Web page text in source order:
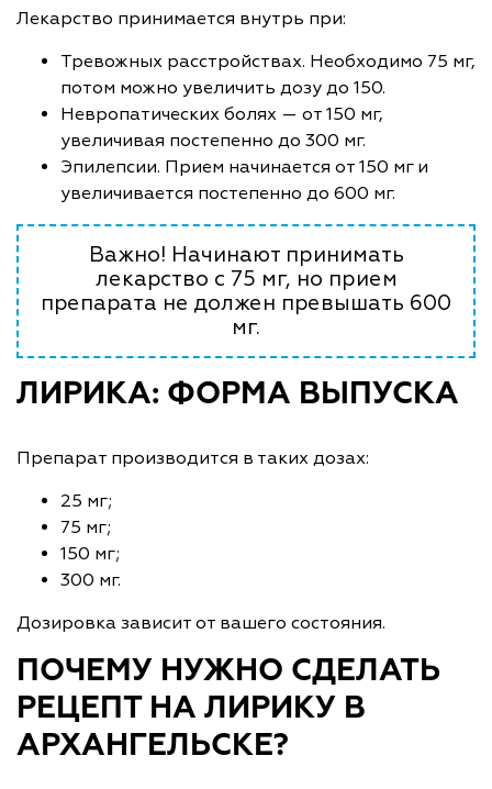
Лекарство принимается внутрь при:
Тревожных расстройствах. Необходимо 75 мг,
потом можно увеличить дозу до 150.
Невропатических болях — от 150 мг,
увеличивая постепенно до 300 мг.
Эпилепсии. Прием начинается от 150 мг и
увеличивается постепенно до 600 мг.
Важно! Начинают принимать
лекарство с 75 мг, но прием
препарата не должен превышать 600
мг.
ЛИРИКА: ФОРМА ВЫПУСКА
Препарат производится в таких дозах:
25 мг;
75 мг;
150 мг;
300 мг.
Дозировка зависит от вашего состояния.
ПОЧЕМУ НУЖНО СДЕЛАТЬ
РЕЦЕПТ НА ЛИРИКУ В
АРХАНГЕЛЬСКЕ?